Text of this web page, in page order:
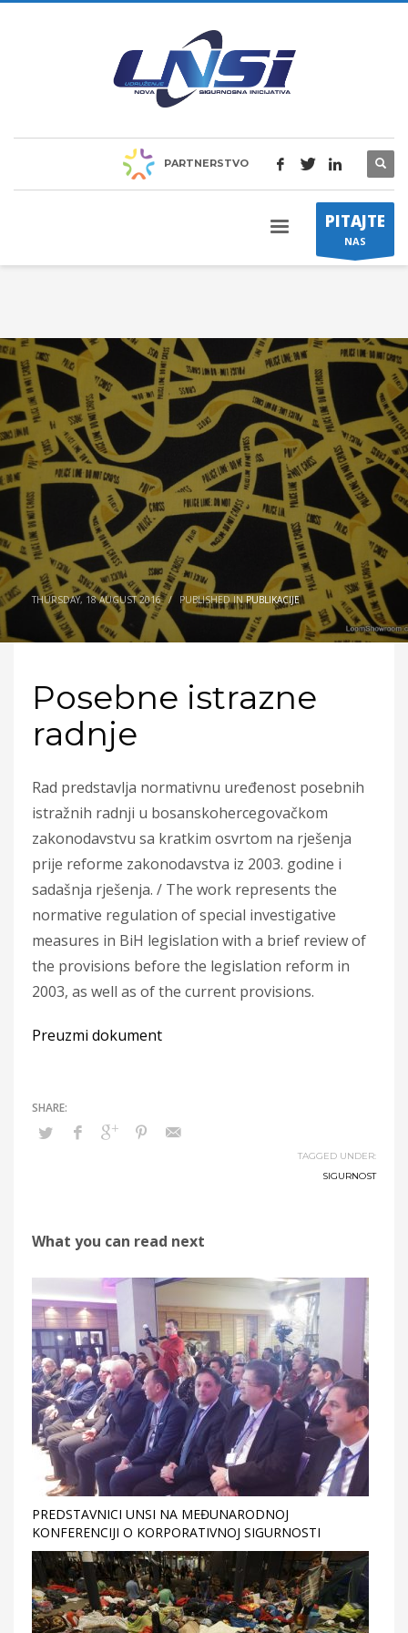
PARTNERSTVO
PITAJTE
NAS
THURSDAY, 18 AUGUST 2016 / PUBLISHED IN PUBLIKACIJE
Posebne istrazne
radnje
Rad predstavlja normativnu uređenost posebnih
istražnih radnji u bosanskohercegovačkom
zakonodavstvu sa kratkim osvrtom na rješenja
prije reforme zakonodavstva iz 2003. godine i
sadašnja rješenja. / The work represents the
normative regulation of special investigative
measures in BiH legislation with a brief review of
the provisions before the legislation reform in
2003, as well as of the current provisions.
Preuzmi dokument
TAGGED UNDER:
SIGURNOST
What you can read next
PREDSTAVNICI UNSI NA MEĐUNARODNOJ
KONFERENCIJI O KORPORATIVNOJ SIGURNOSTI